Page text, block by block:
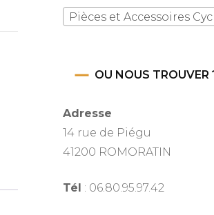
Pièces et Accessoires Cyclomoteurs
OU NOUS TROUVER
Adresse
14 rue de Piégu
41200 ROMORATIN
Tél : 06.80.95.97.42